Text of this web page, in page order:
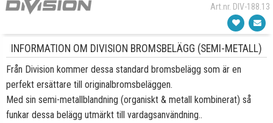
Art.nr. DIV-188.13
INFORMATION OM DIVISION BROMSBELÄGG (SEMI-METALL)
Från Division kommer dessa standard bromsbelägg som är en
perfekt ersättare till originalbromsbeläggen.
Med sin semi-metallblandning (organiskt & metall kombinerat) så
funkar dessa belägg utmärkt till vardagsanvändning..